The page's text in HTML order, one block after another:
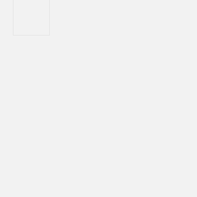
účesu. *Šampon + maska